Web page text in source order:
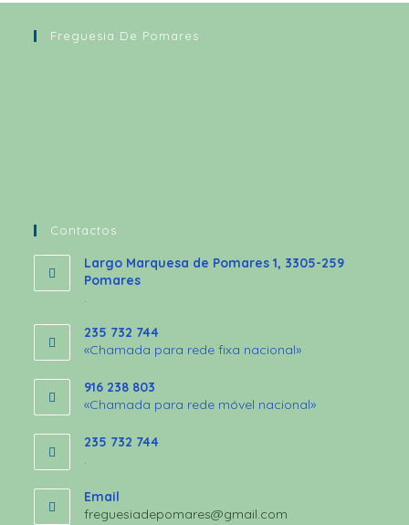
Freguesia De Pomares
Contactos
Largo Marquesa de Pomares 1, 3305-259
Pomares
.
235 732 744
«Chamada para rede fixa nacional»
916 238 803
«Chamada para rede móvel nacional»
235 732 744
.
Email
freguesiadepomares@gmail.com